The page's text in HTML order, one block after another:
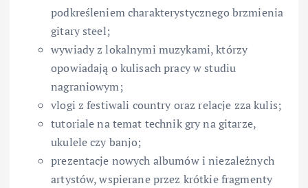
podkreśleniem charakterystycznego brzmienia
gitary steel;
wywiady z lokalnymi muzykami, którzy
opowiadają o kulisach pracy w studiu
nagraniowym;
vlogi z festiwali country oraz relacje zza kulis;
tutoriale na temat technik gry na gitarze,
ukulele czy banjo;
prezentacje nowych albumów i niezależnych
artystów, wspierane przez krótkie fragmenty